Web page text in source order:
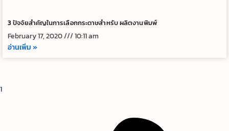
3 ปัจจัยสำคัญในการเลือกกระดาษสำหรับ ผลิตงานพิมพ์
February 17, 2020
10:11 am
อ่านเพิ่ม »